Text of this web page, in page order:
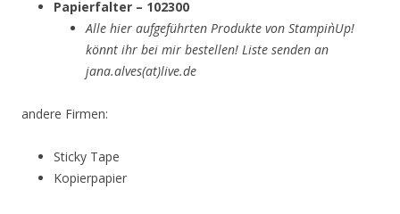
Papierfalter – 102300
Alle hier aufgeführten Produkte von Stampin`Up!
könnt ihr bei mir bestellen! Liste senden an
jana.alves(at)live.de
andere Firmen:
Sticky Tape
Kopierpapier